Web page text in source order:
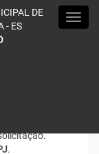
aumentar tamanho da fonte do site
para diminuir tamanho da fonte do site
Ação para aplicar auto contraste no site
página sobre
Acessar página sobre NVDA
Acessar página sobre
Acessar Webmail
Acessar
MENU
DE
- ES
.